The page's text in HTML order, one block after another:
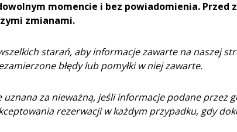
momencie i bez powiadomienia. Przed
zmianami.
starań, aby informacje zawarte na naszej
błędy lub pomyłki w niej zawarte.
za nieważną, jeśli informacje podane przez
rezerwacji w każdym przypadku, gdy